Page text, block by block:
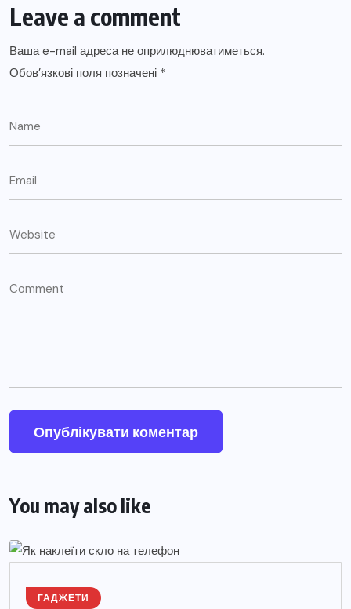
Leave a comment
Ваша e-mail адреса не оприлюднюватиметься.
Обов’язкові поля позначені *
You may also like
ГАДЖЕТИ